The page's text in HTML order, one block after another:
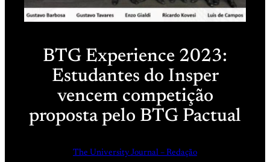
BTG Experience 2023:
Estudantes do Insper
vencem competição
proposta pelo BTG Pactual
The University Journal – Redação